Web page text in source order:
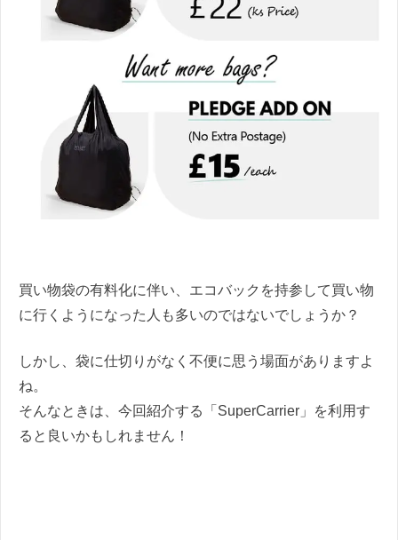
買い物袋の有料化に伴い、エコバックを持参して買い物
に行くようになった人も多いのではないでしょうか？
しかし、袋に仕切りがなく不便に思う場面がありますよ
ね。
そんなときは、今回紹介する「SuperCarrier」を利用す
ると良いかもしれません！